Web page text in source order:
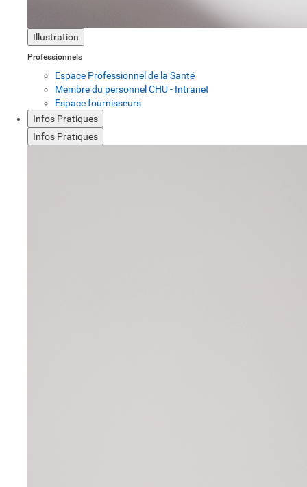
Illustration
Professionnels
Espace Professionnel de la Santé
Membre du personnel CHU - Intranet
Espace fournisseurs
Infos Pratiques
Infos Pratiques